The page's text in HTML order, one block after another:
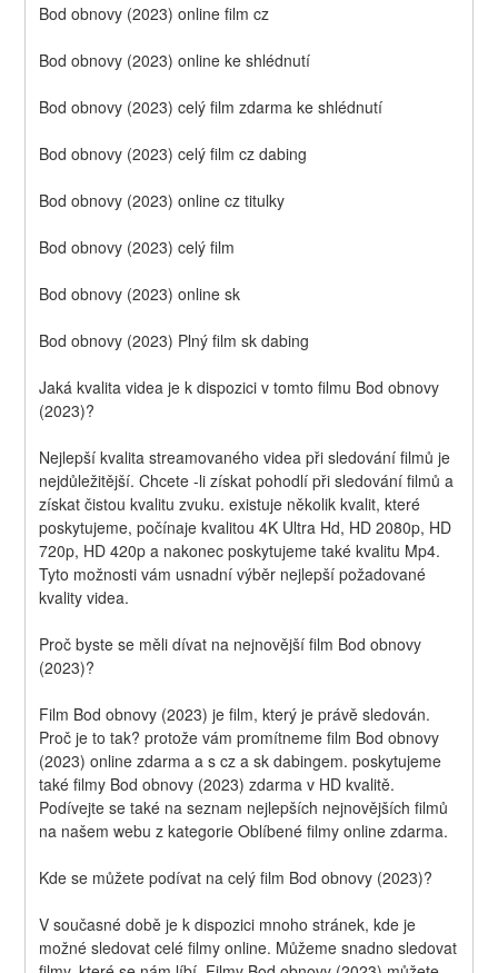
Bod obnovy (2023) online film cz
Bod obnovy (2023) online ke shlédnutí
Bod obnovy (2023) celý film zdarma ke shlédnutí
Bod obnovy (2023) celý film cz dabing
Bod obnovy (2023) online cz titulky
Bod obnovy (2023) celý film
Bod obnovy (2023) online sk
Bod obnovy (2023) Plný film sk dabing
Jaká kvalita videa je k dispozici v tomto filmu Bod obnovy
(2023)?
Nejlepší kvalita streamovaného videa při sledování filmů je
nejdůležitější. Chcete -li získat pohodlí při sledování filmů a
získat čistou kvalitu zvuku. existuje několik kvalit, které
poskytujeme, počínaje kvalitou 4K Ultra Hd, HD 2080p, HD
720p, HD 420p a nakonec poskytujeme také kvalitu Mp4.
Tyto možnosti vám usnadní výběr nejlepší požadované
kvality videa.
Proč byste se měli dívat na nejnovější film Bod obnovy
(2023)?
Film Bod obnovy (2023) je film, který je právě sledován.
Proč je to tak? protože vám promítneme film Bod obnovy
(2023) online zdarma a s cz a sk dabingem. poskytujeme
také filmy Bod obnovy (2023) zdarma v HD kvalitě.
Podívejte se také na seznam nejlepších nejnovějších filmů
na našem webu z kategorie Oblíbené filmy online zdarma.
Kde se můžete podívat na celý film Bod obnovy (2023)?
V současné době je k dispozici mnoho stránek, kde je
možné sledovat celé filmy online. Můžeme snadno sledovat